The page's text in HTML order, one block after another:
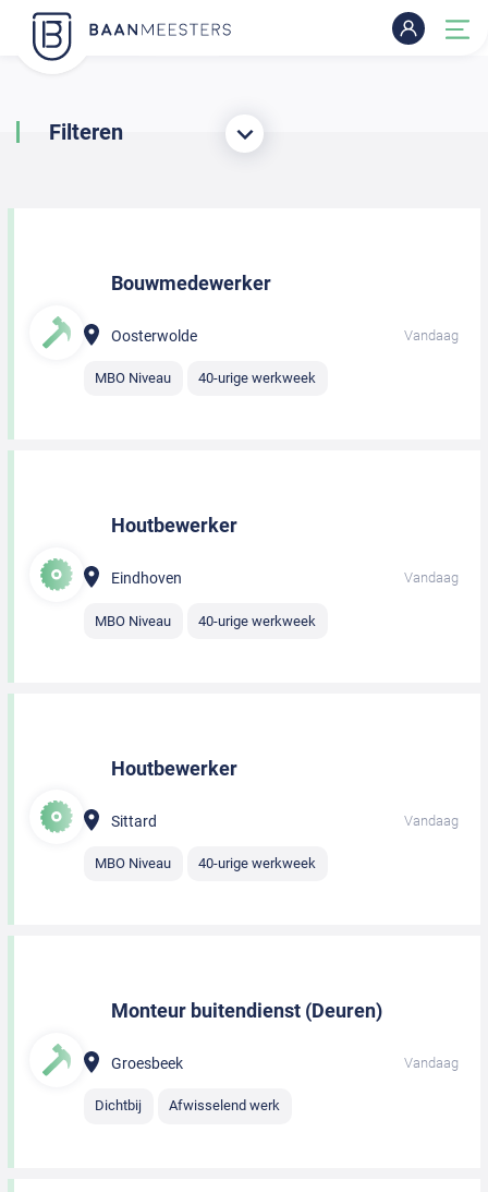
Filteren
Bouwmedewerker
Oosterwolde Vandaag
MBO Niveau 40-urige werkweek
Houtbewerker
Eindhoven Vandaag
MBO Niveau 40-urige werkweek
Houtbewerker
Sittard Vandaag
MBO Niveau 40-urige werkweek
Monteur buitendienst (Deuren)
Groesbeek Vandaag
Dichtbij Afwisselend werk